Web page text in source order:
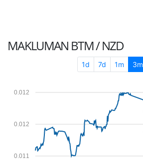
MAKLUMAN BTM / NZD
1d 7d 1m 3m
0.011
0.012
0.012